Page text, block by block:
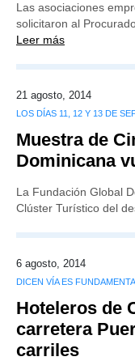
Las asociaciones
solicitaron al
Leer más
21 agosto, 2014
LOS DÍAS 11, 12 Y 13 DE
Muestra de
Dominicana
La Fundación Global
Clúster Turístico del
6 agosto, 2014
DICEN VÍA ES
Hoteleros de
carretera
carriles